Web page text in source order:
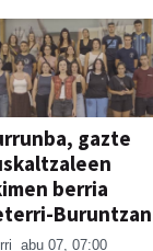
gazte
berria
Buruntzan
abu 07, 07:00